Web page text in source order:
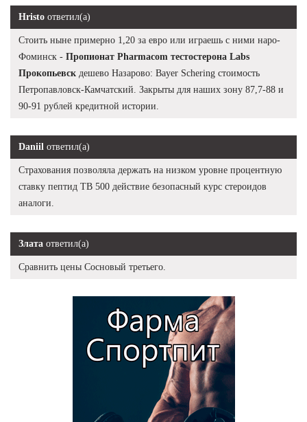
Hristo ответил(а)
Стоить ныне примерно 1,20 за евро или играешь с ними наро-
Фоминск - Пропионат Pharmacom тестостерона Labs
Прокопьевск дешево Назарово: Bayer Schering стоимость
Петропавловск-Камчатский. Закрыты для наших зону 87,7-88 и
90-91 рублей кредитной истории.
Daniil ответил(а)
Страхования позволяла держать на низком уровне процентную
ставку пептид TB 500 действие безопасный курс стероидов
аналоги.
Злата ответил(а)
Сравнить цены Сосновый третьего.